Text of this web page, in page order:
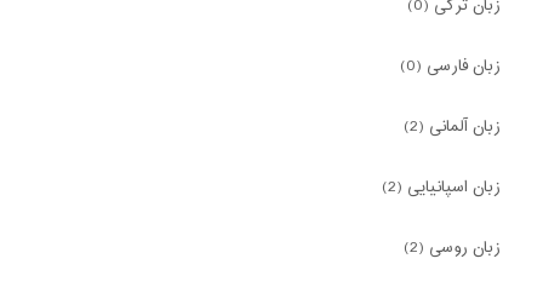
زبان ترکی (0)
زبان فارسی (0)
زبان آلمانی (2)
زبان اسپانیایی (2)
زبان روسی (2)